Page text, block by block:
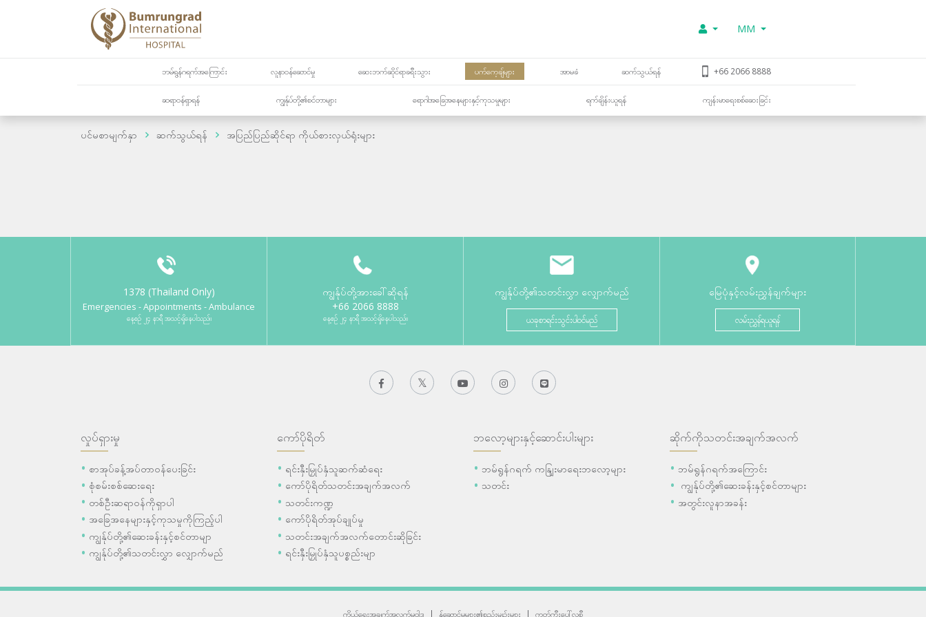
MM
ဘမ်ရွန်ဂရက်အကြောင်း လူနာဝန်ဆောင်မှု ဆေးဘက်ဆိုင်ရာခရီးသွား ပက်ကေ့ချ်များ အာမခံ ဆက်သွယ်ရန် +66 2066 8888
ဆရာဝန်ရှာရန် ကျွန်ုပ်တို့၏စင်တာများ ရောဂါအခြေအနေများနှင့်ကုသမှုများ ရက်ချိန်းယူရန် ကျန်းမာရေးစစ်ဆေးခြင်း
ပင်မစာမျက်နှာ ဆက်သွယ်ရန် အပြည်ပြည်ဆိုင်ရာ ကိုယ်စားလှယ်ရုံးများ
1378 (Thailand Only)
Emergencies - Appointments - Ambulance
နေ့စဉ် ၂၄ နာရီ အသင့်ရှိနေပါသည်။
ကျွန်ုပ်တို့အားခေါ်ဆိုရန်
+66 2066 8888
နေ့စဉ် ၂၄ နာရီ အသင့်ရှိနေပါသည်။
ကျွန်ုပ်တို့၏သတင်းလွှာ လျှောက်မည်
ယခုစာရင်းသွင်းပါဝင်မည်
မြေပုံနှင့်လမ်းညွှန်ချက်များ
လမ်းညွှန်ရယူရန်
လှုပ်ရှားမှု
စာအုပ်ခန့်အပ်တာဝန်ပေးခြင်း
စုံစမ်းစစ်ဆေးရေး
တစ်ဦးဆရာဝန်ကိုရှာပါ
အခြေအနေများနှင့်ကုသမှုကိုကြည့်ပါ
ကျွန်ုပ်တို့၏ဆေးခန်းနှင့်စင်တာမျာ
ကျွန်ုပ်တို့၏သတင်းလွှာ လျှောက်မည်
ကော်ပိုရိတ်
ရင်းနှီးမြှုပ်နှံသူဆက်ဆံရေး
ကော်ပိုရိတ်သတင်းအချက်အလက်
သတင်းကဏ္ဍ
ကော်ပိုရိတ်အုပ်ချုပ်မှု
သတင်းအချက်အလက်တောင်းဆိုခြင်း
ရင်းနှီးမြှုပ်နှံသူပစ္စည်းမျာ
ဘလော့များနှင့်ဆောင်းပါးများ
ဘမ်ရွန်ဂရက် ကနျြးမာရေးဘလော့များ
သတင်း
ဆိုက်ကိုသတင်းအချက်အလက်
ဘမ်ရွန်ဂရက်အကြောင်း
ကျွန်ုပ်တို့၏ဆေးခန်းနှင့်စင်တာများ
အတွင်းလူနာအခန်း
ကိုယ်ရေးအချက်အလက်မူဝါဒ | န်ဆောင်မှုများ၏စည်းမျဉ်းများ | ကွတ်ကီးပေါ်လစီ